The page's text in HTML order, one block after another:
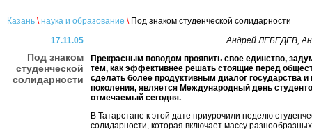
Казань \ наука и образование \Под знаком студенческой солидарности
17.11.05
Под знаком
студенческой
солидарности
Андрей ЛЕБЕДЕВ,
Прекрасным поводом проявить свое единство,
тем, как эффективнее решать стоящие перед
сделать более продуктивным диалог государства и
поколения, является Международный день
отмечаемый сегодня.
В Татарстане к этой дате приурочили неделю
солидарности, которая включает массу разнообразных